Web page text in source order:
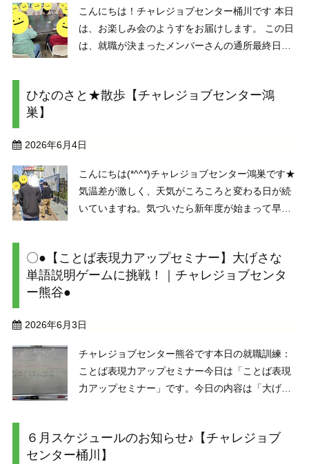
こんにちは！チャレジョブセンター桶川です 本日
は、お楽しみ会のようすをお届けします。 この日
は、就職が決まったメンバーさんの通所最終日。
かなかの迫力です。& ...
ひなのさと★散歩【チャレジョブセンター鴻
巣】
2026年6月4日
こんにちは(*^^*)チャレジョブセンター鴻巣です★
気温差が激しく、天気がころころと変わる日が続
いていますね。気づいたら新年度が始まって早２
ふしぎな気分になります((+_+))天気がよく ...
〇●【ことば表現力アップセミナー】大げさな
単語説明ゲームに挑戦！｜チャレジョブセンタ
ー熊谷●
2026年6月3日
チャレジョブセンター熊谷です本日の就職訓練：
ことば表現力アップセミナー今日は「ことば表現
力アップセミナー」です。今日の内容は「大げさ
い影の指導者。という感じです。そこで今回のメ
ンバーさんが考 ...
６月スケジュールのお知らせ♪【チャレジョブ
センター桶川】